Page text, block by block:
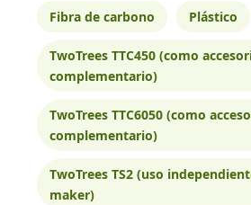
Fibra de carbono Plástico
TwoTrees TTC450 (como
complementario)
TwoTrees TTC6050 (como
complementario)
TwoTrees TS2 (uso
maker)